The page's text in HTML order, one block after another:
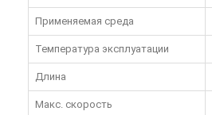
Применяемая среда
Температура эксплуатации
Длина
Макс. скорость